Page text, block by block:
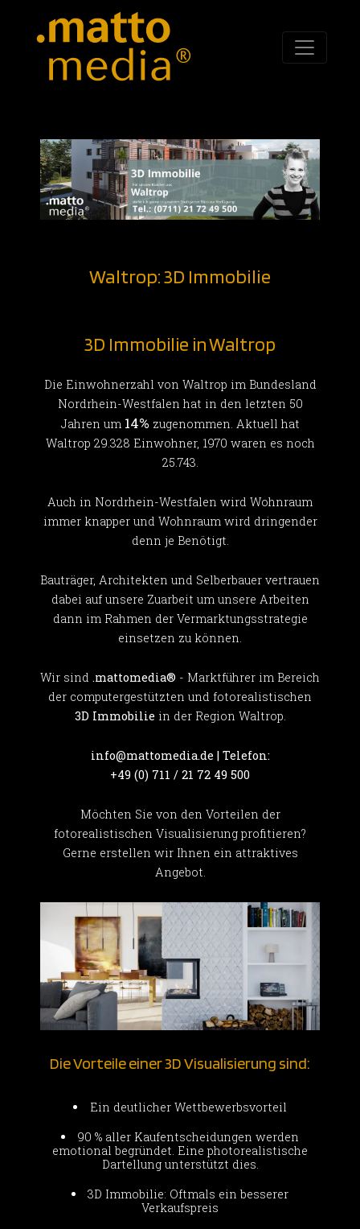
Waltrop: 3D Immobilie
3D Immobilie in Waltrop
Die Einwohnerzahl von Waltrop im Bundesland
Nordrhein-Westfalen hat in den letzten 50
Jahren um 14% zugenommen. Aktuell hat
Waltrop 29.328 Einwohner, 1970 waren es noch
25.743.
Auch in Nordrhein-Westfalen wird Wohnraum
immer knapper und Wohnraum wird dringender
denn je Benötigt.
Bauträger, Architekten und Selberbauer vertrauen
dabei auf unsere Zuarbeit um unsere Arbeiten
dann im Rahmen der Vermarktungsstrategie
einsetzen zu können.
Wir sind .mattomedia® - Marktführer im Bereich
der computergestützten und fotorealistischen
3D Immobilie in der Region Waltrop.
info@mattomedia.de | Telefon:
+49 (0) 711 / 21 72 49 500
Möchten Sie von den Vorteilen der
fotorealistischen Visualisierung profitieren?
Gerne erstellen wir Ihnen ein attraktives
Angebot.
Die Vorteile einer 3D Visualisierung sind:
Ein deutlicher Wettbewerbsvorteil
90 % aller Kaufentscheidungen werden
emotional begründet. Eine photorealistische
Dartellung unterstützt dies.
3D Immobilie: Oftmals ein besserer
Verkaufspreis